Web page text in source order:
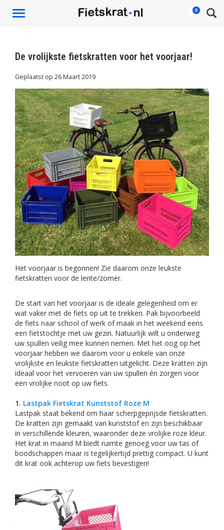
Toggle
0
De vrolijkste fietskratten voor het voorjaar!
Geplaatst op 26 Maart 2019
Het voorjaar is begonnen! Zie daarom onze leukste
fietskratten voor de lente/zomer.
De start van het voorjaar is de ideale gelegenheid om er
wat vaker met de fiets op uit te trekken. Pak bijvoorbeeld
de fiets naar school of werk of maak in het weekend eens
een fietstochtje met uw gezin. Natuurlijk wilt u onderweg
uw spullen veilig mee kunnen nemen. Met het oog op het
voorjaar hebben we daarom voor u enkele van onze
vrolijkste en leukste fietskratten uitgelicht. Deze kratten zijn
ideaal voor het vervoeren van uw spullen én zorgen voor
een vrolijke noot op uw fiets.
1. Lastpak Fietskrat Kunststof Roze M
Lastpak staat bekend om haar scherpgeprijsde fietskratten.
De kratten zijn gemaakt van kunststof en zijn beschikbaar
in verschillende kleuren, waaronder deze vrolijke roze kleur.
Het krat in maand M biedt ruimte genoeg voor uw tas of
boodschappen maar is tegelijkertijd prettig compact. U kunt
dit krat ook achterop uw fiets bevestigen!